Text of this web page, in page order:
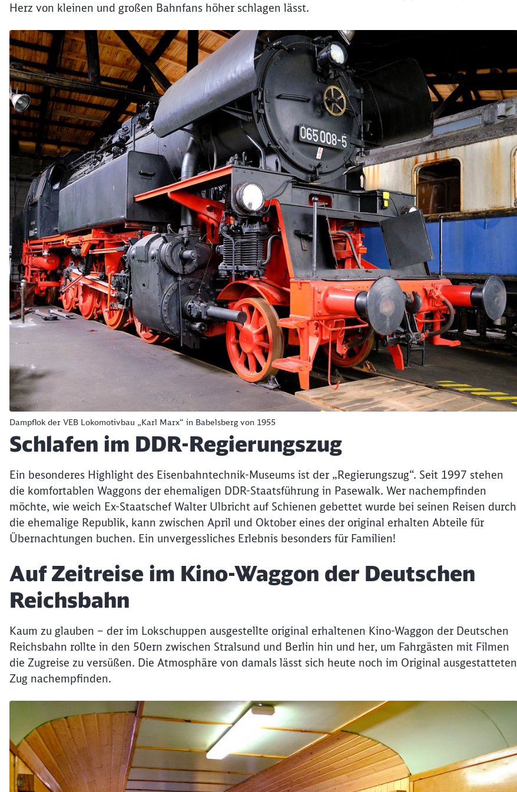
Herz von kleinen und großen Bahnfans höher schlagen lässt.
Dampflok der VEB Lokomotivbau „Karl Marx“ in Babelsberg von 1955
Schlafen im DDR-Regierungszug
Ein besonderes Highlight des Eisenbahntechnik-Museums ist der „Regierungszug“. Seit 1997 stehen
die komfortablen Waggons der ehemaligen DDR-Staatsführung in Pasewalk. Wer nachempfinden
möchte, wie weich Ex-Staatschef Walter Ulbricht auf Schienen gebettet wurde bei seinen Reisen durch
die ehemalige Republik, kann zwischen April und Oktober eines der original erhalten Abteile für
Übernachtungen buchen. Ein unvergessliches Erlebnis besonders für Familien!
Auf Zeitreise im Kino-Waggon der Deutschen
Reichsbahn
Kaum zu glauben – der im Lokschuppen ausgestellte original erhaltenen Kino-Waggon der Deutschen
Reichsbahn rollte in den 50ern zwischen Stralsund und Berlin hin und her, um Fahrgästen mit Filmen
die Zugreise zu versüßen. Die Atmosphäre von damals lässt sich heute noch im Original ausgestatteten
Zug nachempfinden.
Abbrechen Weiter